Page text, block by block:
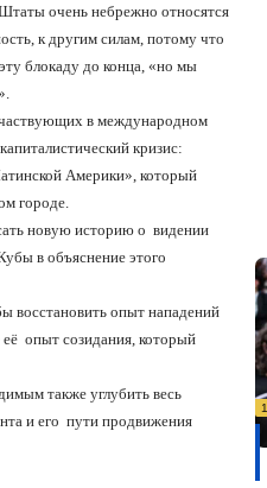
очень небрежно относятся
к другим силам, потому что
блокаду до конца, «но мы
в международном
кризис:
Америки», который
городе.
новую историю о видении
в объяснение этого
восстановить опыт нападений
опыт созидания, который
также углубить весь
и его пути продвижения